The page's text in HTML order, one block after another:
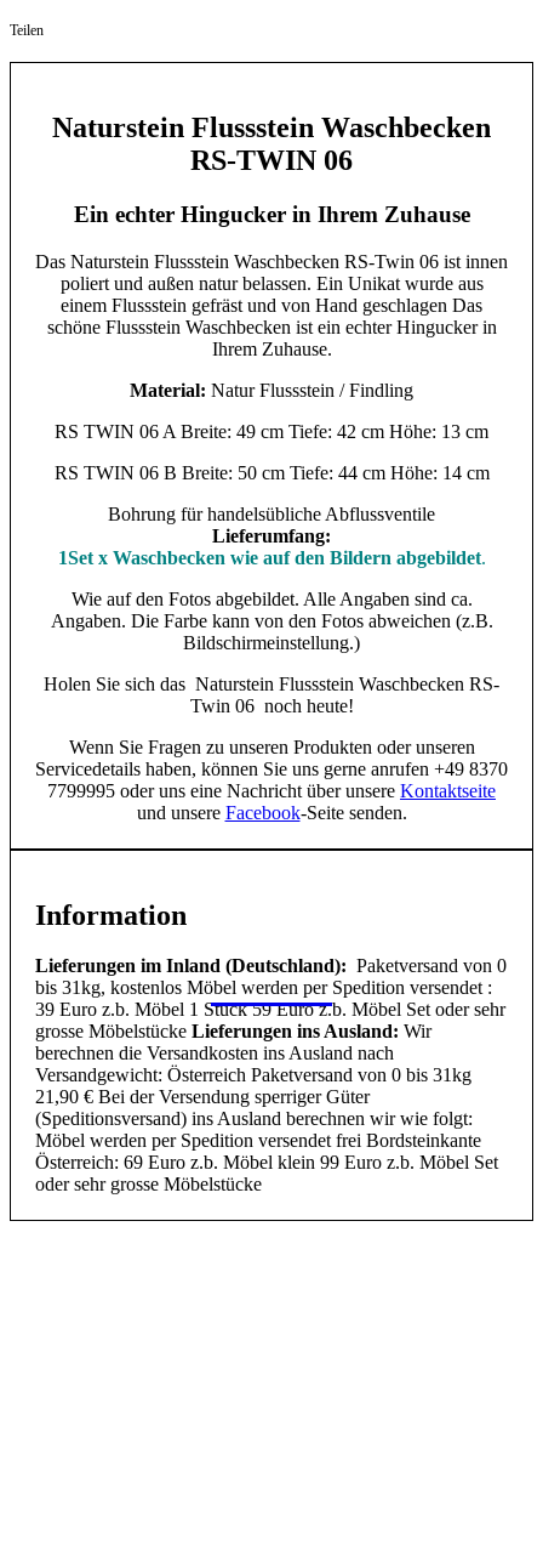
Teilen
Naturstein Flussstein Waschbecken
RS-TWIN 06
Ein echter Hingucker in Ihrem Zuhause
Das Naturstein Flussstein Waschbecken RS-Twin 06 ist innen
poliert und außen natur belassen. Ein Unikat wurde aus
einem Flussstein gefräst und von Hand geschlagen Das
schöne Flussstein Waschbecken ist ein echter Hingucker in
Ihrem Zuhause.
Material: Natur Flussstein / Findling
RS TWIN 06 A Breite: 49 cm Tiefe: 42 cm Höhe: 13 cm
RS TWIN 06 B Breite: 50 cm Tiefe: 44 cm Höhe: 14 cm
Bohrung für handelsübliche Abflussventile
Lieferumfang:
1Set x Waschbecken wie auf den Bildern abgebildet.
Wie auf den Fotos abgebildet. Alle Angaben sind ca.
Angaben. Die Farbe kann von den Fotos abweichen (z.B.
Bildschirmeinstellung.)
Holen Sie sich das Naturstein Flussstein Waschbecken RS-
Twin 06 noch heute!
Wenn Sie Fragen zu unseren Produkten oder unseren
Servicedetails haben, können Sie uns gerne anrufen +49 8370
7799995 oder uns eine Nachricht über unsere Kontaktseite
und unsere Facebook-Seite senden.
Information
Lieferungen im Inland (Deutschland): Paketversand von 0
bis 31kg, kostenlos Möbel werden per Spedition versendet :
39 Euro z.b. Möbel 1 Stück 59 Euro z.b. Möbel Set oder sehr
grosse Möbelstücke Lieferungen ins Ausland: Wir
berechnen die Versandkosten ins Ausland nach
Versandgewicht: Österreich Paketversand von 0 bis 31kg
21,90 € Bei der Versendung sperriger Güter
(Speditionsversand) ins Ausland berechnen wir wie folgt:
Möbel werden per Spedition versendet frei Bordsteinkante
Österreich: 69 Euro z.b. Möbel klein 99 Euro z.b. Möbel Set
oder sehr grosse Möbelstücke